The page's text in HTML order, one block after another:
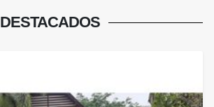
DESTACADOS